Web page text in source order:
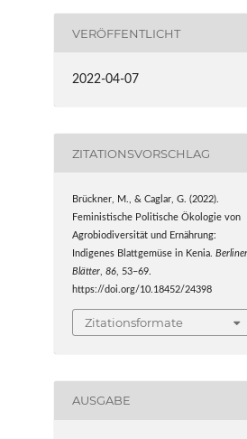
VERÖFFENTLICHT
2022-04-07
ZITATIONSVORSCHLAG
Brückner, M., & Caglar, G. (2022).
Feministische Politische Ökologie von
Agrobiodiversität und Ernährung:
Indigenes Blattgemüse in Kenia.
Blätter,86, 53–69.
https://doi.org/10.18452/24398
Zitationsformate
AUSGABE